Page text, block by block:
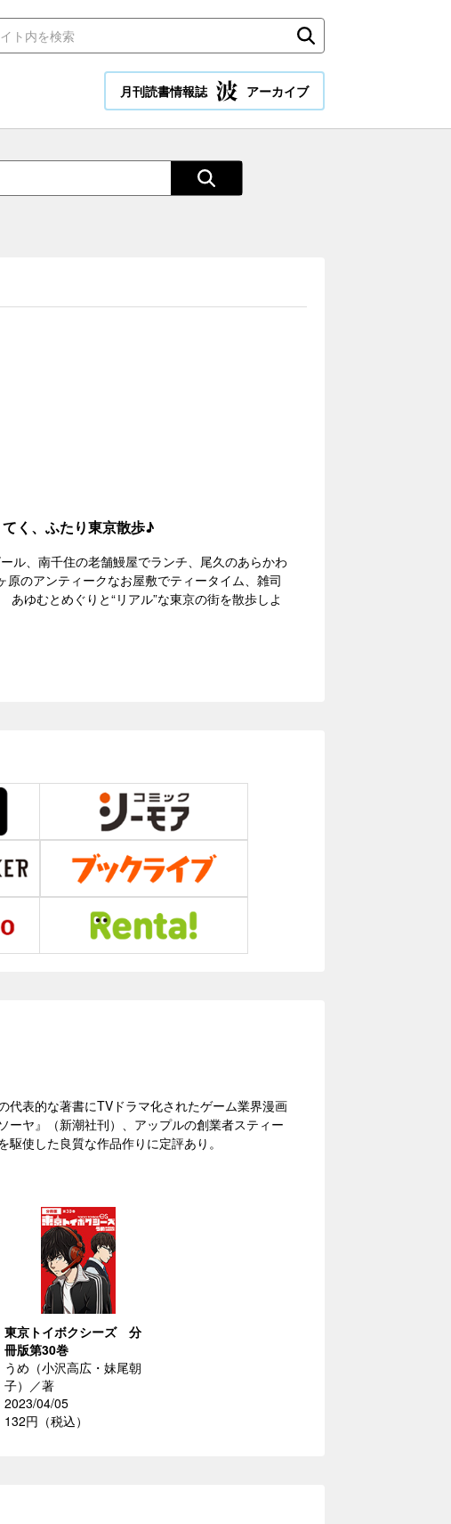
月刊読書情報誌 アーカイブ
く、ふたり東京散歩♪
ル、南千住の老舗鰻屋でランチ、尾久のあらかわ
のアンティークなお屋敷でティータイム、雑司
ゆむとめぐりと“リアル”な東京の街を散歩しよ
代表的な著書にTVドラマ化されたゲーム業界漫画
ーヤ』（新潮社刊）、アップルの創業者スティー
使した良質な作品作りに定評あり。
東京トイボクシーズ 分
冊版第30巻
うめ（小沢高広・妹尾朝
子）／著
2023/04/05
132円（税込）